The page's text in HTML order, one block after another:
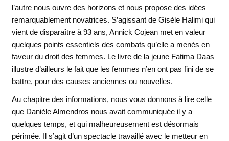
l’autre nous ouvre des horizons et nous propose des idées
remarquablement novatrices. S’agissant de Gisèle Halimi qui
vient de disparaître à 93 ans, Annick Cojean met en valeur
quelques points essentiels des combats qu’elle a menés en
faveur du droit des femmes. Le livre de la jeune Fatima Daas
illustre d’ailleurs le fait que les femmes n’en ont pas fini de se
battre, pour des causes anciennes ou nouvelles.
Au chapitre des informations, nous vous donnons à lire celle
que Danièle Almendros nous avait communiquée il y a
quelques temps, et qui malheureusement est désormais
périmée. Il s’agit d’un spectacle travaillé avec le metteur en